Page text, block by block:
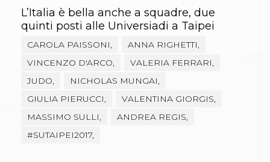
Attività Didattica
Albi Federali
Karate
La disciplina
News
Gare e Risultati
Attività Didattica
Albi Federali
Arti marziali
L’Italia è bella anche a squadre, due
quinti posti alle Universiadi a Taipei
CAROLA PAISSONI,
ANNA RIGHETTI,
VINCENZO D'ARCO,
VALERIA FERRARI,
JUDO,
NICHOLAS MUNGAI,
GIULIA PIERUCCI,
VALENTINA GIORGIS,
MASSIMO SULLI,
ANDREA REGIS,
#SUTAIPEI2017,